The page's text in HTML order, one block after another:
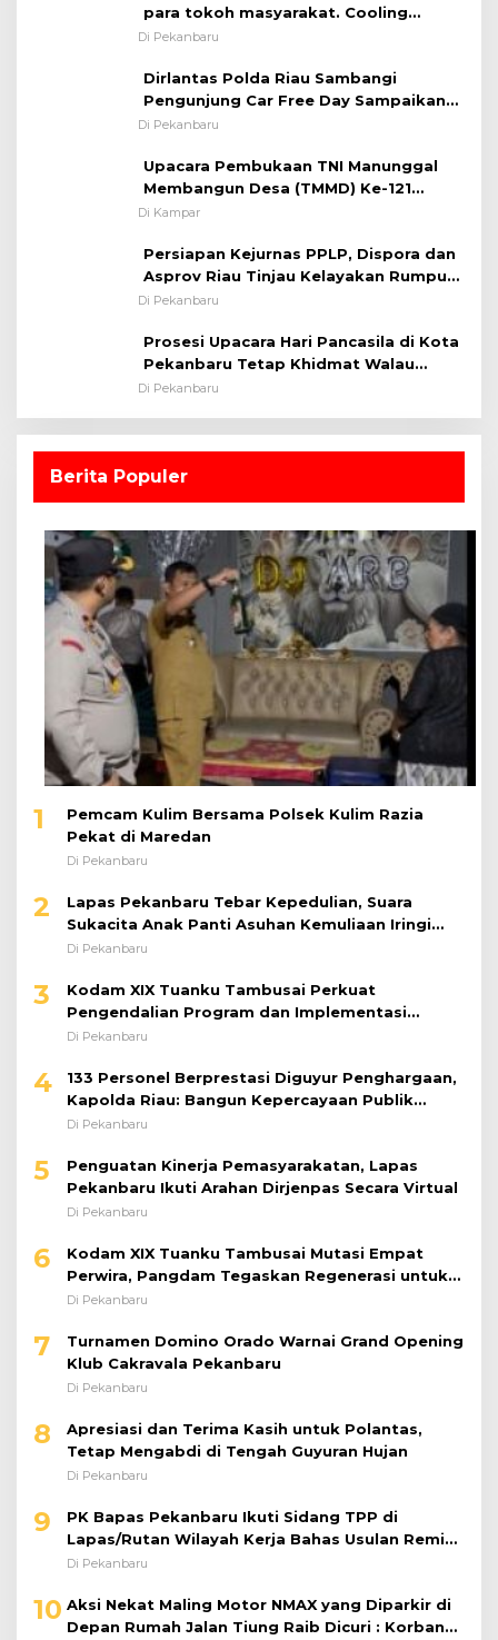
para tokoh masyarakat. Cooling
System OMP LK ²024 Polsek Rumbai,
Pentingnya Memelihara dan Menjaga
Situasi Kondusif
Di Pekanbaru
Dirlantas Polda Riau Sambangi
Pengunjung Car Free Day Sampaikan
Pesan Edukasi Kamtibmas &
Di Pekanbaru
Upacara Pembukaan TNI Manunggal
Membangun Desa (TMMD) Ke-121
Kodim 0313/KPR Tahun 2024) ?
Di Kampar
Persiapan Kejurnas PPLP, Dispora dan
Asprov Riau Tinjau Kelayakan Rumput
Lapangan Sepakbola
Di Pekanbaru
Prosesi Upacara Hari Pancasila di Kota
Pekanbaru Tetap Khidmat Walau
Dalam Ruangan
Di Pekanbaru
Berita Populer
1
Pemcam Kulim Bersama Polsek Kulim Razia
Pekat di Maredan
Di Pekanbaru
2
Lapas Pekanbaru Tebar Kepedulian, Suara
Sukacita Anak Panti Asuhan Kemuliaan Iringi
Bantuan Sosial
Di Pekanbaru
3
Kodam XIX Tuanku Tambusai Perkuat
Pengendalian Program dan Implementasi
Doktrin TNI AD
Di Pekanbaru
4
133 Personel Berprestasi Diguyur Penghargaan,
Kapolda Riau: Bangun Kepercayaan Publik
dengan Karya Nyata
Di Pekanbaru
5
Penguatan Kinerja Pemasyarakatan, Lapas
Pekanbaru Ikuti Arahan Dirjenpas Secara Virtual
Di Pekanbaru
6
Kodam XIX Tuanku Tambusai Mutasi Empat
Perwira, Pangdam Tegaskan Regenerasi untuk
Perkuat Kinerja Satuan
Di Pekanbaru
7
Turnamen Domino Orado Warnai Grand Opening
Klub Cakravala Pekanbaru
Di Pekanbaru
8
Apresiasi dan Terima Kasih untuk Polantas,
Tetap Mengabdi di Tengah Guyuran Hujan
Di Pekanbaru
9
PK Bapas Pekanbaru Ikuti Sidang TPP di
Lapas/Rutan Wilayah Kerja Bahas Usulan Remisi
Umum Jelang Hari Kemerdekaan
Di Pekanbaru
10 Aksi Nekat Maling Motor NMAX yang Diparkir di
Depan Rumah Jalan Tiung Raib Dicuri : Korban